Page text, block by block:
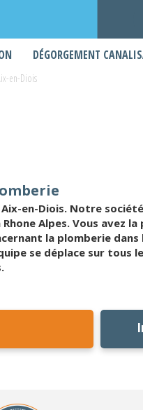
DÉGORGEMENT
en-Diois
en-Diois. Notre
Alpes. Vous avez
la plomberie dans
se déplace sur tous